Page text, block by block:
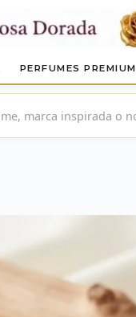
PERFUMES PREMIUM